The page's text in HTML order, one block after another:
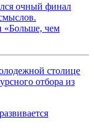
очный финал
«Больше, чем
столице
отбора из